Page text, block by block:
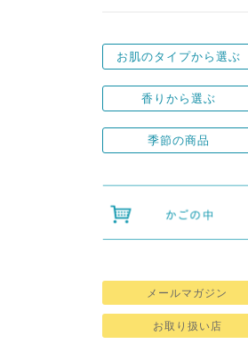
お肌のタイプから選ぶ
香りから選ぶ
季節の商品
メールマガジン
お取り扱い店